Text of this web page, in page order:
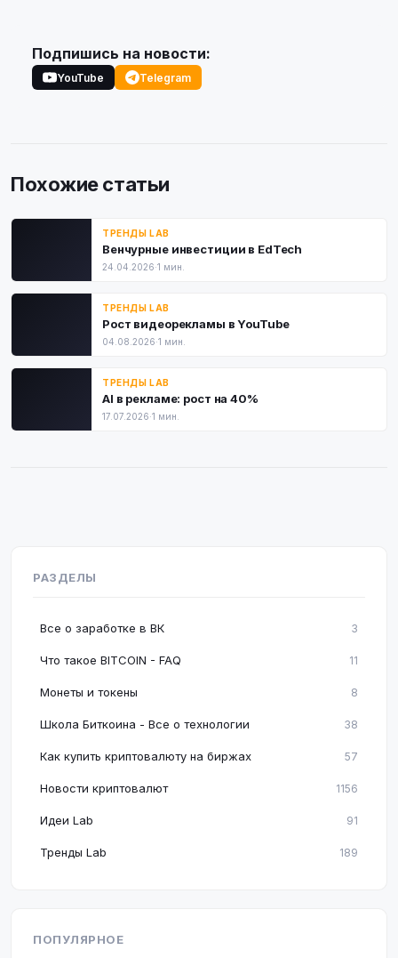
Подпишись на новости:
YouTube Telegram
Похожие статьи
ТРЕНДЫ LAB
Венчурные инвестиции в EdTech
24.04.2026·1 мин.
ТРЕНДЫ LAB
Рост видеорекламы в YouTube
04.08.2026·1 мин.
ТРЕНДЫ LAB
AI в рекламе: рост на 40%
17.07.2026·1 мин.
РАЗДЕЛЫ
Все о заработке в ВК 3
Что такое BITCOIN - FAQ 11
Монеты и токены 8
Школа Биткоина - Все о технологии 38
Как купить криптовалюту на биржах 57
Новости криптовалют 1156
Идеи Lab 91
Тренды Lab 189
ПОПУЛЯРНОЕ